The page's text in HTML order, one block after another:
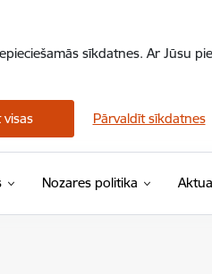
sīkdatnes. Ar Jūsu
Pārvaldīt sīkdatnes
Nozares politika